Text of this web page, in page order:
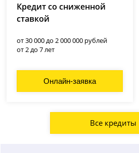
Кредит со сниженной
ставкой
от 30 000 до 2 000 000 рублей
от 2 до 7 лет
Онлайн-заявка
Все кредиты